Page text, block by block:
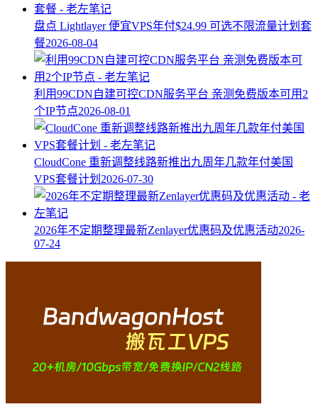
盘点 Lightlayer 便宜VPS年付$24.99 可选不限流量计划套
餐2026-08-04
利用99CDN自建可控CDN服务平台 亲测免费版本可用2
个IP节点2026-08-01
CloudCone 重新调整线路新推出九周年几款年付美国
VPS套餐计划 2026-07-30
2026年不定期整理最新Zenlayer优惠码及优惠活动2026-
07-24